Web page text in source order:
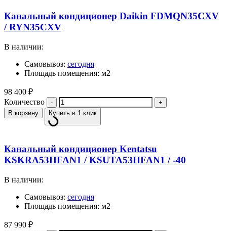
Канальный кондиционер Daikin FDMQN35CXV
/ RYN35CXV
В наличии:
Самовывоз: сегодня
Площадь помещения: м2
98 400 ₽
Количество
В корзину Купить в 1 клик
Канальный кондиционер Kentatsu
KSKRA53HFAN1 / KSUTA53HFAN1 / -40
В наличии:
Самовывоз: сегодня
Площадь помещения: м2
87 990 ₽